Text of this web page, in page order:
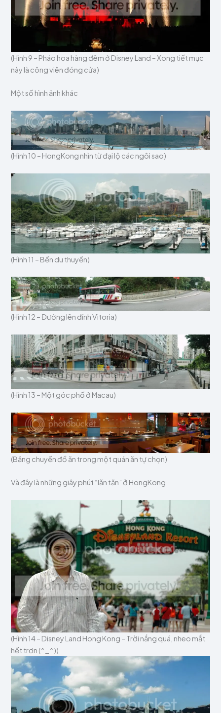
(Hình 9 – Pháo hoa hàng đêm ở Disney Land – Xong tiết mục
này là công viên đóng cửa)
Một số hình ảnh khác
(Hình 10 – HongKong nhìn từ đại lộ các ngôi sao)
(Hình 11 – Bến du thuyền)
(Hình 12 – Đường lên đỉnh Vitoria)
(Hình 13 – Một góc phố ở Macau)
(Băng chuyền đồ ăn trong một quán ăn tự chọn)
Và đây là những giây phút “lăn tăn” ở HongKong
(Hình 14 – Disney Land Hong Kong – Trời nắng quá, nheo mắt
hết trơn (^_^))